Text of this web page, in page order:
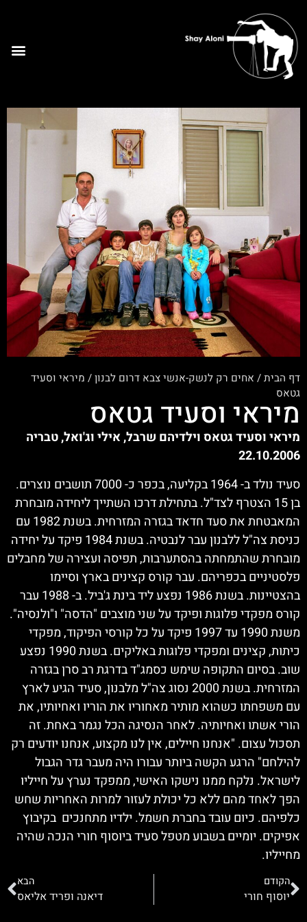
דף הבית/ אחים רק לנשק-אנשי צבא דרום לבנון/ מיראי וסעיד
גטאס
מיראי וסעיד גטאס
מיראי וסעיד גטאס וילדיהם שרבל, אילי וג'ואל, טבריה
22.10.2006
סעיד נולד ב- 1964 בקליעה, בכפר כ- 7000 תושבים נוצרים.
בן 15 הצטרף לצד"ל. בתחילת דרכו השתייך ליחידה מובחרת
המאבטחת את סעד חדאד בגזרה המזרחית. בשנת 1982 עם
כניסת צה"ל ללבנון עבר לנבטיה. בשנת 1984 פיקד על יחידה
מובחרת שהתמחתה בהסתערבות, תפיסה ועצירה של מחבלים
פלסטיניים בכפריהם. עבר קורס קצינים בארץ וסיימו
בהצטיינות. בשנת 1986 נפצע ליד בינת ג'ביל. ב- 1988 עבר
קורס מפקדי פלוגות ופיקד על שני מוצבים "הדסה" ו"ולנסיה".
משנת 1990 עד 1997 פיקד על כל קורסי הפיקוד, מפקדי
כיתות, קצינים ומפקדי פלוגות באליקים. בשנת 1990 נפצע
שוב. בסיום התקופה שימש כסמג"ד בדרגת רב סרן בגזרה
המזרחית. בשנת 2000 נסוג צה"ל מלבנון, סעיד הגיע לארץ
עם משפחתו כשהוא מותיר מאחוריו את הוריו ואחיותיו, את
הורי אשתו ואחיותיה. לאחר הנסיגה הכל נגמר באחת. זה
תסכול עצום. "אנחנו חיילים, אין לנו מקצוע, אנחנו יודעים רק
להילחם" הרגע הקשה ביותר עבורו היה מעבר גדר הגבול
לישראל. נלקח ממנו נישקו האישי, ממפקד נערץ על חייליו
הפך לאחד מהם ללא כל יכולת לעזור למרות האחריות שחש
כלפיהם. כיום עובד בחברת חשמל. ילדיו מתחנכים בקיבוץ
אפיקים. יומיים בשבוע מטפל סעיד ביוסוף חורי הנכה שהיה
מחייליו.
הקודם
יוסוף חורי
הבא
דיאנה ופריד אליאס